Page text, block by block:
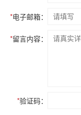
*电子邮箱：
*留言内容：
*验证码：